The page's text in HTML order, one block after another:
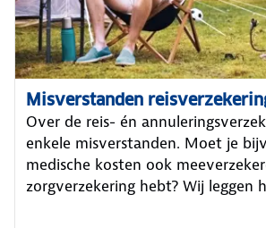
Misverstanden
Over de reis- én
enkele misverstanden. Moet je
medische kosten ook
zorgverzekering hebt? Wij leggen